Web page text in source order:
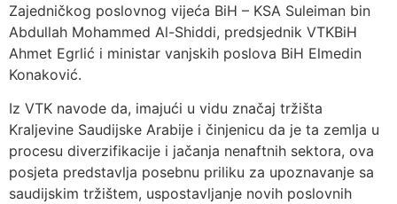
Zajedničkog poslovnog vijeća BiH – KSA Suleiman bin
Abdullah Mohammed Al-Shiddi, predsjednik VTKBiH
Ahmet Egrlić i ministar vanjskih poslova BiH Elmedin
Konaković.
Iz VTK navode da, imajući u vidu značaj tržišta
Kraljevine Saudijske Arabije i činjenicu da je ta zemlja u
procesu diverzifikacije i jačanja nenaftnih sektora, ova
posjeta predstavlja posebnu priliku za upoznavanje sa
saudijskim tržištem, uspostavljanje novih poslovnih